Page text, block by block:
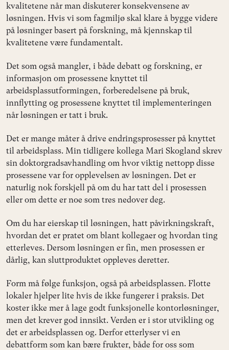
kvalitetene når man diskuterer konsekvensene av
løsningen. Hvis vi som fagmiljø skal klare å bygge videre
på løsninger basert på forskning, må kjennskap til
kvalitetene være fundamentalt.
Det som også mangler, i både debatt og forskning, er
informasjon om prosessene knyttet til
arbeidsplassutformingen, forberedelsene på bruk,
innflytting og prosessene knyttet til implementeringen
når løsningen er tatt i bruk.
Det er mange måter å drive endringsprosesser på knyttet
til arbeidsplass. Min tidligere kollega Mari Skogland skrev
sin doktorgradsavhandling om hvor viktig nettopp disse
prosessene var for opplevelsen av løsningen. Det er
naturlig nok forskjell på om du har tatt del i prosessen
eller om dette er noe som tres nedover deg.
Om du har eierskap til løsningen, hatt påvirkningskraft,
hvordan det er pratet om blant kollegaer og hvordan ting
etterleves. Dersom løsningen er fin, men prosessen er
dårlig, kan sluttproduktet oppleves deretter.
Form må følge funksjon, også på arbeidsplassen. Flotte
lokaler hjelper lite hvis de ikke fungerer i praksis. Det
koster ikke mer å lage godt funksjonelle kontorløsninger,
men det krever god innsikt. Verden er i stor utvikling og
det er arbeidsplassen og. Derfor etterlyser vi en
debattform som kan bære frukter, både for oss som